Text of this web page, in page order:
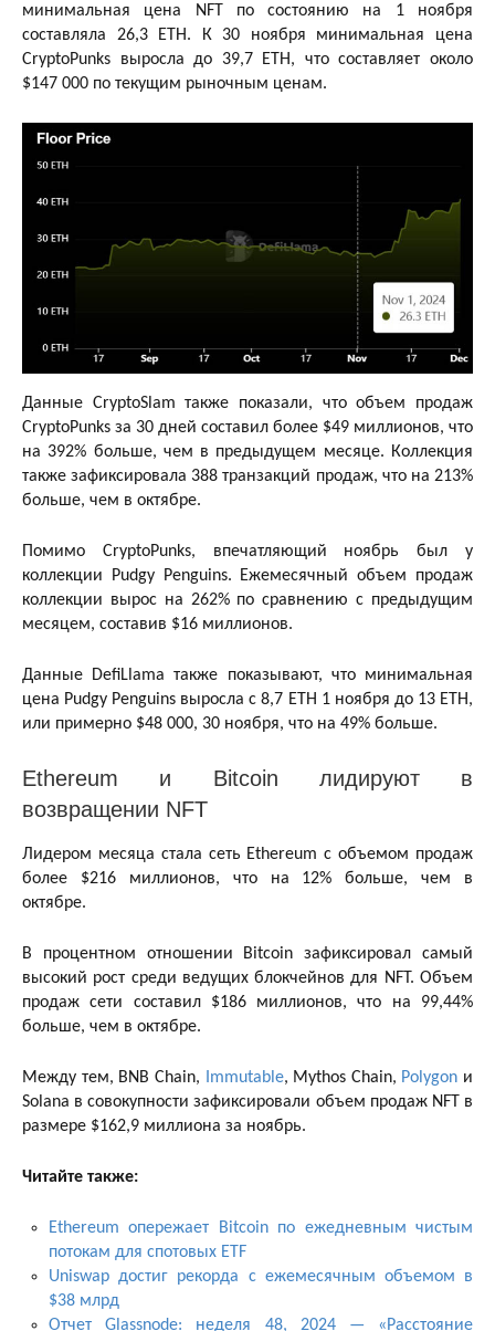
минимальная цена NFT по состоянию на 1 ноября
составляла 26,3 ETH. К 30 ноября минимальная цена
CryptoPunks выросла до 39,7 ETH, что составляет около
$147 000 по текущим рыночным ценам.
Данные CryptoSlam также показали, что объем продаж
CryptoPunks за 30 дней составил более $49 миллионов, что
на 392% больше, чем в предыдущем месяце. Коллекция
также зафиксировала 388 транзакций продаж, что на 213%
больше, чем в октябре.
Помимо CryptoPunks, впечатляющий ноябрь был у
коллекции Pudgy Penguins. Ежемесячный объем продаж
коллекции вырос на 262% по сравнению с предыдущим
месяцем, составив $16 миллионов.
Данные DefiLlama также показывают, что минимальная
цена Pudgy Penguins выросла с 8,7 ETH 1 ноября до 13 ETH,
или примерно $48 000, 30 ноября, что на 49% больше.
Ethereum и Bitcoin лидируют в
возвращении NFT
Лидером месяца стала сеть Ethereum с объемом продаж
более $216 миллионов, что на 12% больше, чем в
октябре.
В процентном отношении Bitcoin зафиксировал самый
высокий рост среди ведущих блокчейнов для NFT. Объем
продаж сети составил $186 миллионов, что на 99,44%
больше, чем в октябре.
Между тем, BNB Chain, Immutable, Mythos Chain, Polygon и
Solana в совокупности зафиксировали объем продаж NFT в
размере $162,9 миллиона за ноябрь.
Читайте также:
Ethereum опережает Bitcoin по ежедневным чистым
потокам для спотовых ETF
Uniswap достиг рекорда с ежемесячным объемом в
$38 млрд
Отчет Glassnode: неделя 48, 2024 — «Расстояние